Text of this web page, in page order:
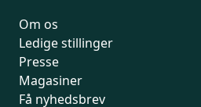
Om os
Ledige stillinger
Presse
Magasiner
Få nyhedsbrev